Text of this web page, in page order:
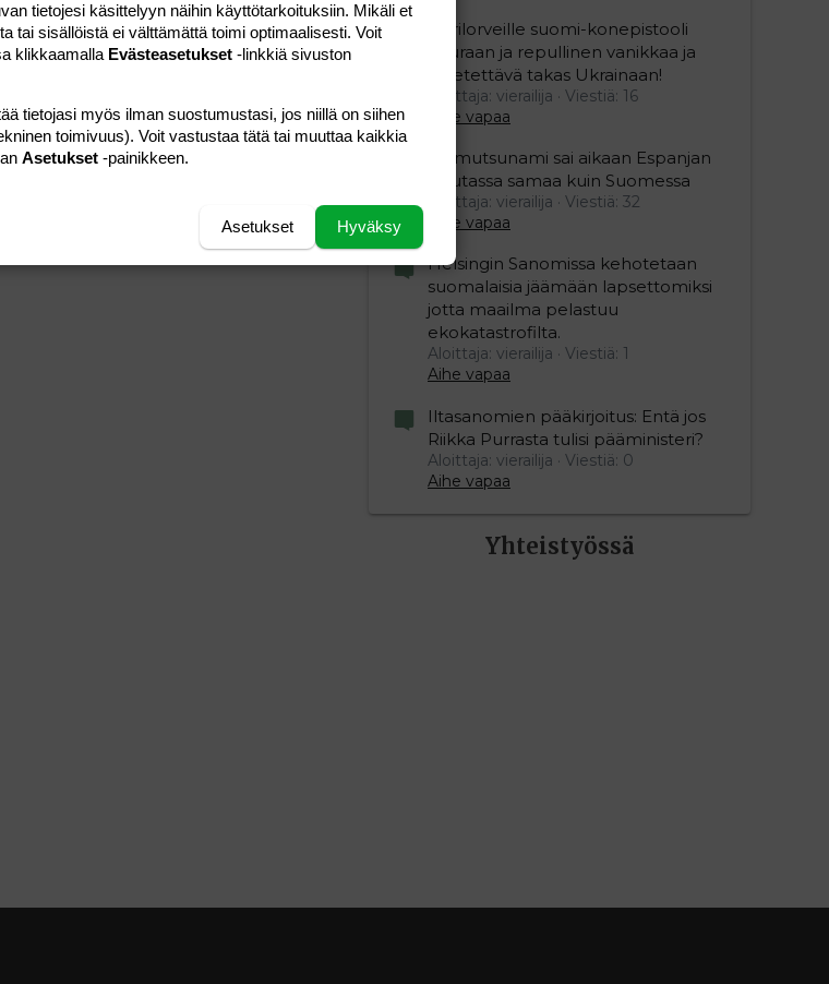
Ukrilorveille suomi-konepistooli
kouraan ja repullinen vanikkaa ja
lähetettävä takas Ukrainaan!
Aloittaja: vierailija
Viestiä: 16
Aihe vapaa
Mamutsunami sai aikaan Espanjan
Ceutassa samaa kuin Suomessa
Aloittaja: vierailija
Viestiä: 32
Aihe vapaa
Helsingin Sanomissa kehotetaan
suomalaisia jäämään lapsettomiksi
jotta maailma pelastuu
ekokatastrofilta.
Aloittaja: vierailija
Viestiä: 1
Aihe vapaa
Iltasanomien pääkirjoitus: Entä jos
Riikka Purrasta tulisi pääministeri?
Aloittaja: vierailija
Viestiä: 0
Aihe vapaa
Yhteistyössä
tietojesi käsittelyyn näihin käyttötarkoituksiin. Mikäli et
tai sisällöistä ei välttämättä toimi optimaalisesti. Voit
klikkaamalla Evästeasetukset -linkkiä sivuston
tietojasi myös ilman suostumustasi, jos niillä on siihen
toimivuus). Voit vastustaa tätä tai muuttaa kaikkia
Asetukset -painikkeen.
Hyväksy
Asetukset